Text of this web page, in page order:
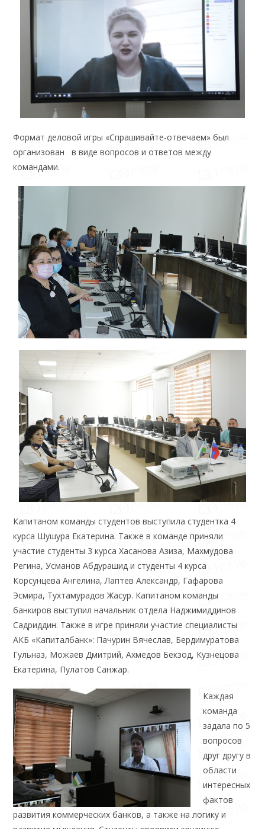
Формат деловой игры «Спрашивайте-отвечаем» был
организован в виде вопросов и ответов между
командами.
Капитаном команды студентов выступила студентка 4
курса Шушура Екатерина. Также в команде приняли
участие студенты 3 курса Хасанова Азиза, Махмудова
Регина, Усманов Абдурашид и студенты 4 курса
Корсунцева Ангелина, Лаптев Александр, Гафарова
Эсмира, Тухтамурадов Жасур. Капитаном команды
банкиров выступил начальник отдела Наджимиддинов
Садриддин. Также в игре приняли участие специалисты
АКБ «Капиталбанк»: Пачурин Вячеслав, Бердимуратова
Гульназ, Можаев Дмитрий, Ахмедов Бекзод, Кузнецова
Екатерина, Пулатов Санжар.
Каждая
команда
задала по 5
вопросов
друг другу в
области
интересных
фактов
развития коммерческих банков, а также на логику и